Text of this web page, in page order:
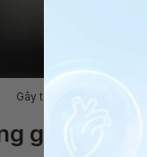
Gây tê ngoài màng
gây tê